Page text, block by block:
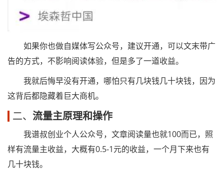
如果你也做自媒体写公众号，建议开通，可以文末带广
告的方式，不影响阅读体验，但是多了一道收益。
我就后悔早没有开通，哪怕只有几块钱几十块钱，因为
这背后都隐藏着巨大商机。
二、 流量主原理和操作
我谱叔创业个人公众号，文章阅读量也就100而已，照
样有流量主收益，大概有0.5-1元的收益，一个月下来也有
几十块钱。